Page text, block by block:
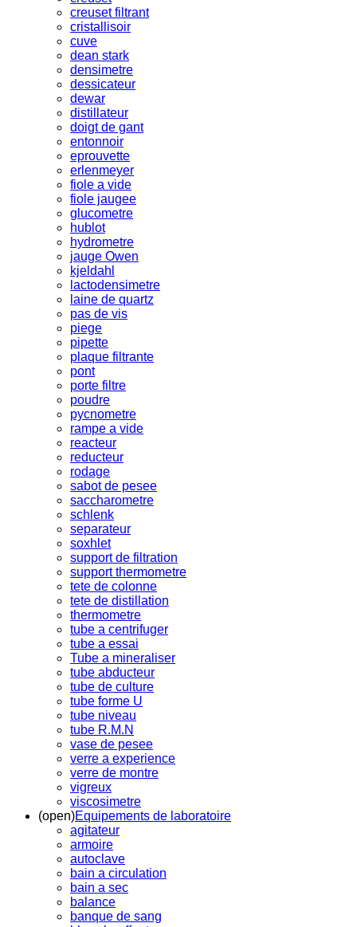
creuset filtrant
cristallisoir
cuve
dean stark
densimetre
dessicateur
dewar
distillateur
doigt de gant
entonnoir
eprouvette
erlenmeyer
fiole a vide
fiole jaugee
glucometre
hublot
hydrometre
jauge Owen
kjeldahl
lactodensimetre
laine de quartz
pas de vis
piege
pipette
plaque filtrante
pont
porte filtre
poudre
pycnometre
rampe a vide
reacteur
reducteur
rodage
sabot de pesee
saccharometre
schlenk
separateur
soxhlet
support de filtration
support thermometre
tete de colonne
tete de distillation
thermometre
tube a centrifuger
tube a essai
Tube a mineraliser
tube abducteur
tube de culture
tube forme U
tube niveau
tube R.M.N
vase de pesee
verre a experience
verre de montre
vigreux
viscosimetre
(open)Equipements de laboratoire
agitateur
armoire
autoclave
bain a circulation
bain a sec
balance
banque de sang